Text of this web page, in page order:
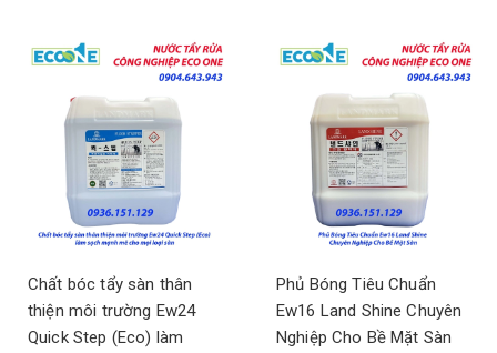
Chất bóc tẩy sàn thân
thiện môi trường Ew24
Quick Step (Eco) làm
Phủ Bóng Tiêu Chuẩn
Ew16 Land Shine Chuyên
Nghiệp Cho Bề Mặt Sàn